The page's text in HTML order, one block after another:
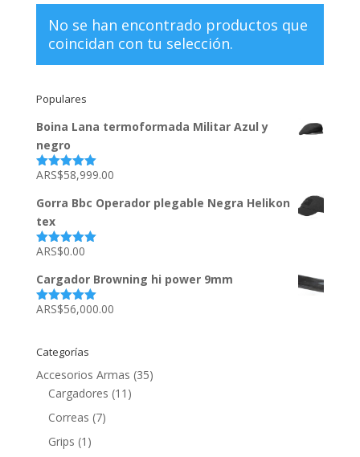
No se han encontrado productos que
coincidan con tu selección.
Populares
Boina Lana termoformada Militar Azul y
negro
Valorado
5
ARS$58,999.00
Gorra Bbc Operador plegable Negra Helikon
tex
Valorado
5
ARS$0.00
Cargador Browning hi power 9mm
Valorado
ARS$56,000.00
Categorías
Accesorios Armas (35)
Cargadores (11)
Correas (7)
Grips (1)